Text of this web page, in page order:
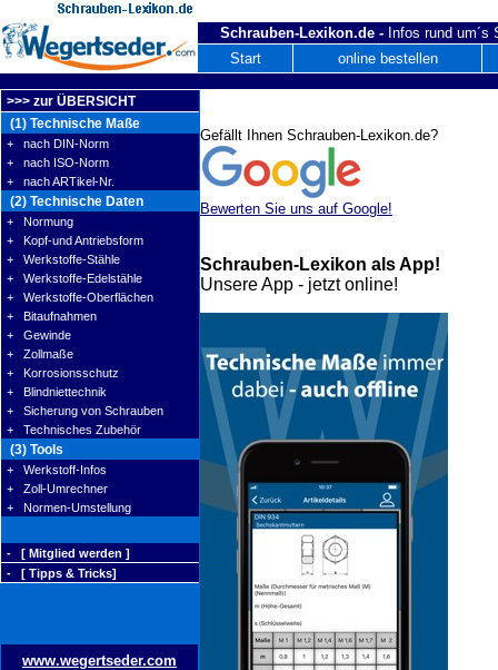
Schrauben-Lexikon.de - Infos rund um´s
Start
online bestellen
>>> zur ÜBERSICHT
(1) Technische Maße
+ nach DIN-Norm
+ nach ISO-Norm
+ nach ARTikel-Nr.
(2) Technische Daten
+ Normung
+ Kopf-und Antriebsform
+ Werkstoffe-Stähle
+ Werkstoffe-Edelstähle
+ Werkstoffe-Oberflächen
+ Bitaufnahmen
+ Gewinde
+ Zollmaße
+ Korrosionsschutz
+ Blindniettechnik
+ Sicherung von Schrauben
+ Technisches Zubehör
(3) Tools
+ Werkstoff-Infos
+ Zoll-Umrechner
+ Normen-Umstellung
- [ Mitglied werden ]
- [ Tipps & Tricks]
www.wegertseder.com
Gefällt Ihnen Schrauben-Lexikon.de?
Bewerten Sie uns auf Google!
Schrauben-Lexikon als App!
Unsere App - jetzt online!